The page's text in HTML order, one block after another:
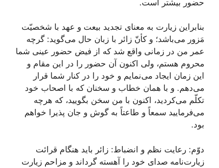
حضور بیشتر است.
بنابراین زیارت به معنای تجدید بیعت و عهد با شخصیّت
مَزور می‌باشد؛ و کأنّ زائر با زبان حال می‌گوید: گرچه
عمر من در زمانی واقع شد که از فیض حضور عینی شما
محروم هستم، ولی اکنون آن حضور را در این مقام و
این زمان ایجاد می‌نمایم و خود را در کنار شما قرار
می‌دهم. و با همان خطاب و سخنان که با اصحاب خود
تکلّم می‌کردید، اکنون با من سخن بگویید، که هرچه
می‌فرمایید سمعاً و طاعتاً به گوش و جان پذیرا خواهم
بود.
دوّم: رعایت نظم و انضباط: زائر باید هنگام قرائت
زیارت‌نامه صدای خود را آهسته گرداند و مزاحم زیارت